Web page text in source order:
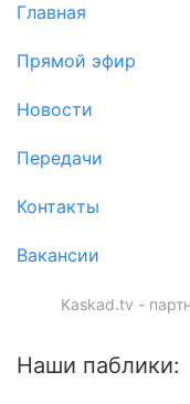
Главная
Прямой эфир
Новости
Передачи
Контакты
Вакансии
Kaskad.tv -
Наши паблики: